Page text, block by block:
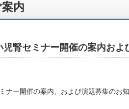
内
腎セミナー開催の案内およ
ナー開催の案内、および演題募集のお